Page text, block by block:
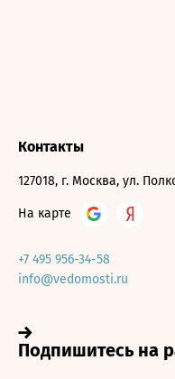
Контакты
127018, г. Москва, ул.
На карте
+7 495 956-34-58
info@vedomosti.ru